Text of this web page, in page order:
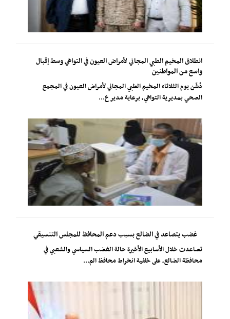
انطلاق المخيم الطبي المجاني لأمراض العيون في التواهي وسط إقبال
واسع من المواطنين
دُشّن يوم الثلاثاء المخيم الطبي المجاني لأمراض العيون في المجمع
الصحي بمديرية التواهي، برعاية مدير ع...
غضب يتصاعد في الضالع بسبب دعم المحافظ للمجلس التنسيقي
تصاعدت خلال الأسابيع الأخيرة حالة الغضب السياسي والشعبي في
محافظة الضالع، على خلفية انخراط محافظ الم...